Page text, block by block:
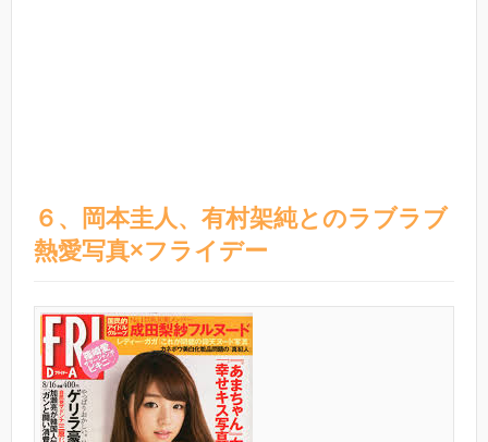
６、岡本圭人、有村架純とのラブラブ
熱愛写真×フライデー